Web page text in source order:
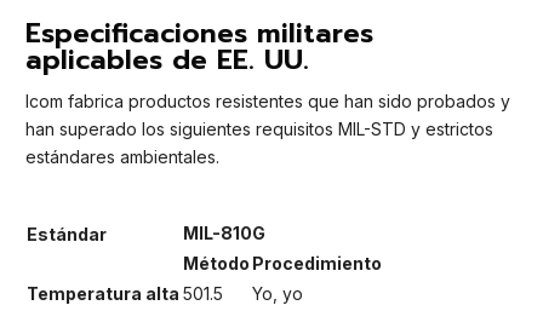
Especificaciones militares
aplicables de EE. UU.
Icom fabrica productos resistentes que han sido probados y
han superado los siguientes requisitos MIL-STD y estrictos
estándares ambientales.
Estándar
MIL-810G
Método Procedimiento
Temperatura alta 501.5
Yo, yo